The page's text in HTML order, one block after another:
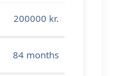
200000 kr.
84 months